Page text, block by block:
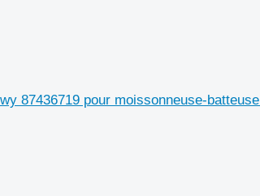
87436719 pour moissonneuse-